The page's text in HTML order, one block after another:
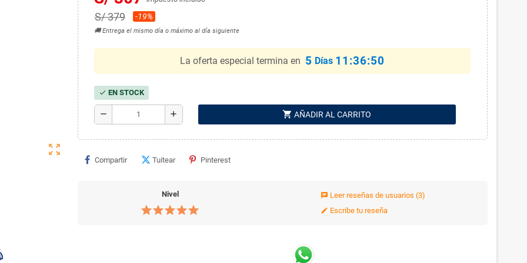
zoom_out_map
S/ 379 -19%
🚚 Entrega el mismo día o máximo al día siguiente
La oferta especial termina en 5 Días 11:36:49
check EN STOCK
remove add shopping_cart AÑADIR AL CARRITO
Compartir Tuitear Pinterest
Nivel chat Leer reseñas de usuarios (3)
edit Escribe tu reseña